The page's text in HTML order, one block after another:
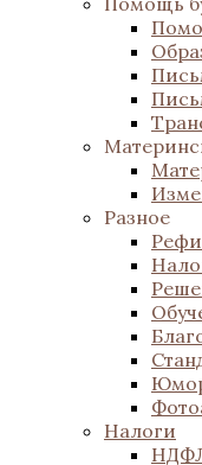
Разное
Налоги